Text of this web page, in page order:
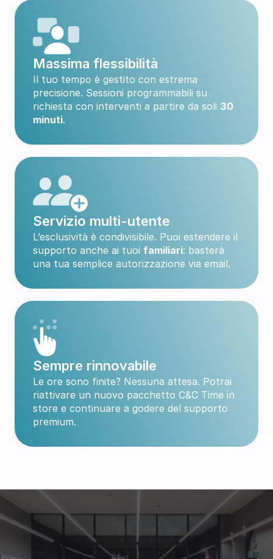
Massima flessibilità
Il tuo tempo è gestito con estrema
precisione. Sessioni programmabili su
richiesta con interventi a partire da soli 30
minuti.
Servizio multi-utente
L’esclusività è condivisibile. Puoi estendere il
supporto anche ai tuoi familiari: basterà
una tua semplice autorizzazione via email.
Sempre rinnovabile
Le ore sono finite? Nessuna attesa. Potrai
riattivare un nuovo pacchetto C&C Time in
store e continuare a godere del supporto
premium.